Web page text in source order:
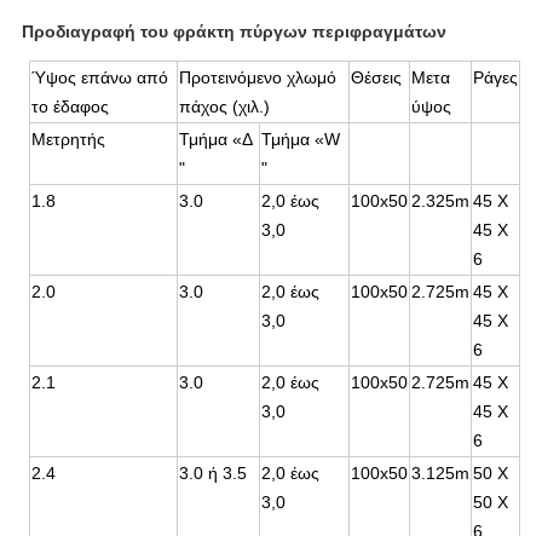
Προδιαγραφή του φράκτη πύργων περιφραγμάτων
Ύψος επάνω από
το έδαφος
Προτεινόμενο χλωμό
πάχος (χιλ.)
Θέσεις
Μετα
ύψος
Ράγες
Μετρητής
Τμήμα «Δ
"
Τμήμα «W
"
1.8
3.0
2,0 έως
3,0
100x502.325m 45 X
45 X
6
2.0
3.0
2,0 έως
3,0
100x502.725m 45 X
45 X
6
2.1
3.0
2,0 έως
3,0
100x502.725m 45 X
45 X
6
2.4
3.0 ή 3.5
2,0 έως
3,0
100x503.125m 50 X
50 X
6